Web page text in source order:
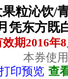
粒沁饮/
凭东方既
效期2016年
本券使
印预览 查